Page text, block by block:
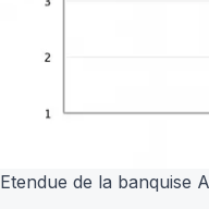
Etendue de la banquise